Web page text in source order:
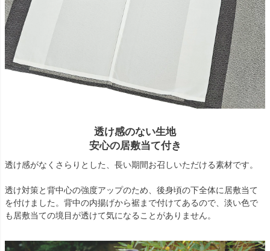
透け感のない生地
安心の居敷当て付き
透け感がなくさらりとした、長い期間お召しいただける素材です。
透け対策と背中心の強度アップのため、後身頃の下全体に居敷当て
を付けました。背中の内揚げから裾まで付けてあるので、淡い色で
も居敷当ての境目が透けて気になることがありません。